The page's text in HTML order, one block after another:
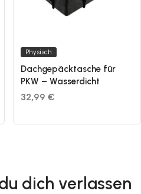
Physisch
Dachgepäcktasche für
PKW – Wasserdicht
32,99 €
dich verlassen